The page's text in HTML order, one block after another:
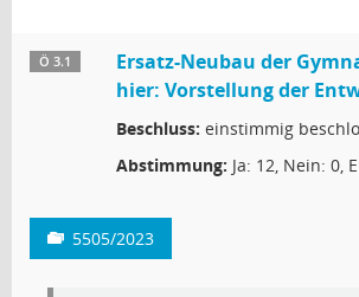
Ö 3.1
Ersatz-Neubau der
hier: Vorstellung der
Beschluss: einstimmig
Abstimmung: Ja: 12, Nein: 0,
5505/2023